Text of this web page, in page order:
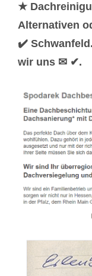
★
Alternativen
✔️
wir uns ✉ ✔.